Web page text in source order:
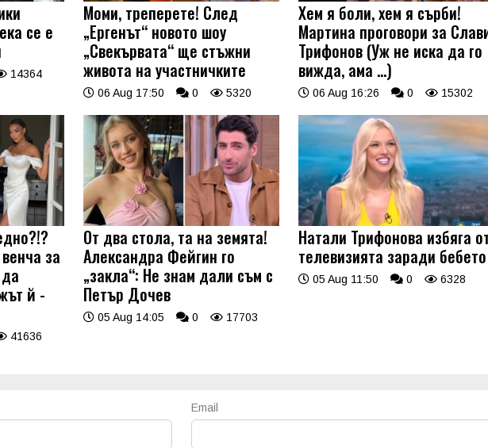
се е
14364
Моми, треперете! След
„Ергенът“ новото шоу
„Свекървата“ ще стъжни
живота на участничките
06 Aug 17:50 0 5320
Хем я боли, хем я сърби!
Мартина проговори за
Трифонов (Уж не иска да го
вижда, ама …)
06 Aug 16:26 0 15302
за
й -
41636
От два стола, та на земята!
Александра Фейгин го
„закла“: Не знам дали съм с
Петър Дочев
05 Aug 14:05 0 17703
Натали Трифонова избяга
телевизията заради бебето
05 Aug 11:50 0 6328
Email